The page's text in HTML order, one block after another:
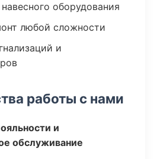
оборудования
любой сложности
и
работы с нами
и
обслуживание